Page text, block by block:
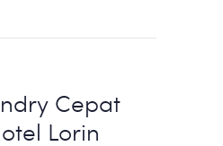
Cepat
Lorin